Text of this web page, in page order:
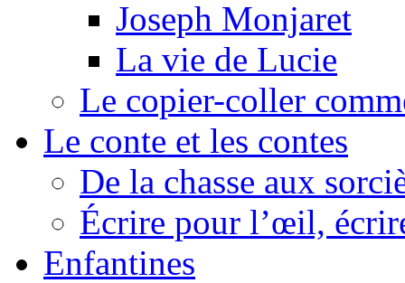
Joseph Monjaret
La vie de Lucie
Le copier-coller
Le conte et les contes
De la chasse aux
Écrire pour l’œil,
Enfantines